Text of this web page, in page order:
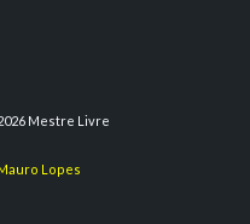
Mestre Livre
Lopes